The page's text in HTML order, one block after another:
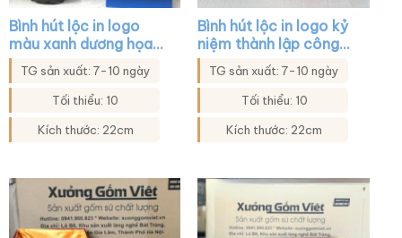
Bình hút lộc in logo
màu xanh dương họa
tiết thuyền buồm XG-
BHL03
TG sản xuất: 7-10 ngày
Tối thiểu: 10
Kích thước: 22cm
Bình hút lộc in logo kỷ
niệm thành lập công
ty màu xanh lá họa
tiết thuyền buồm XG-
BHL34
TG sản xuất: 7-10 ngày
Tối thiểu: 10
Kích thước: 22cm